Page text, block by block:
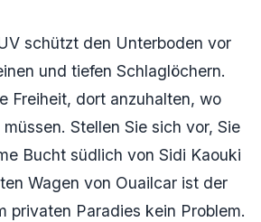
schützt den Unterboden vor
und tiefen Schlaglöchern.
Freiheit, dort anzuhalten, wo
Stellen Sie sich vor, Sie
Bucht südlich von Sidi Kaouki
Wagen von Ouailcar ist der
privaten Paradies kein Problem.